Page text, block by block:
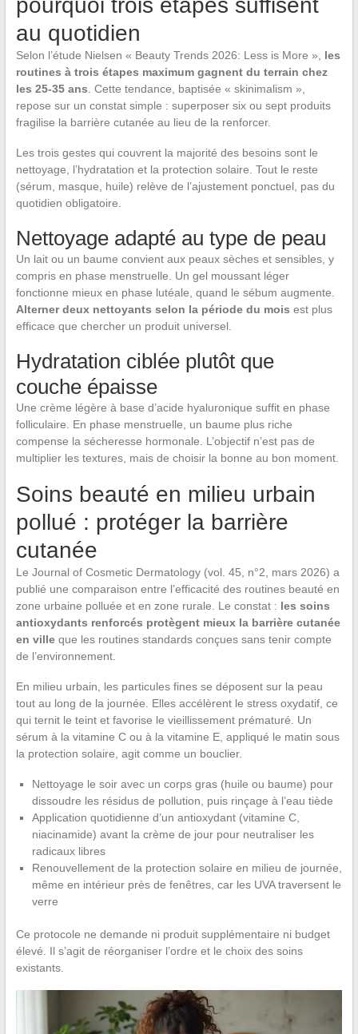
pourquoi trois étapes suffisent
au quotidien
Selon l’étude Nielsen « Beauty Trends 2026: Less is More », les
routines à trois étapes maximum gagnent du terrain chez
les 25-35 ans. Cette tendance, baptisée « skinimalism »,
repose sur un constat simple : superposer six ou sept produits
fragilise la barrière cutanée au lieu de la renforcer.
Les trois gestes qui couvrent la majorité des besoins sont le
nettoyage, l’hydratation et la protection solaire. Tout le reste
(sérum, masque, huile) relève de l’ajustement ponctuel, pas du
quotidien obligatoire.
Nettoyage adapté au type de peau
Un lait ou un baume convient aux peaux sèches et sensibles, y
compris en phase menstruelle. Un gel moussant léger
fonctionne mieux en phase lutéale, quand le sébum augmente.
Alterner deux nettoyants selon la période du mois est plus
efficace que chercher un produit universel.
Hydratation ciblée plutôt que
couche épaisse
Une crème légère à base d’acide hyaluronique suffit en phase
folliculaire. En phase menstruelle, un baume plus riche
compense la sécheresse hormonale. L’objectif n’est pas de
multiplier les textures, mais de choisir la bonne au bon moment.
Soins beauté en milieu urbain
pollué : protéger la barrière
cutanée
Le Journal of Cosmetic Dermatology (vol. 45, n°2, mars 2026) a
publié une comparaison entre l’efficacité des routines beauté en
zone urbaine polluée et en zone rurale. Le constat : les soins
antioxydants renforcés protègent mieux la barrière cutanée
en villeque les routines standards conçues sans tenir compte
de l’environnement.
En milieu urbain, les particules fines se déposent sur la peau
tout au long de la journée. Elles accélèrent le stress oxydatif, ce
qui ternit le teint et favorise le vieillissement prématuré. Un
sérum à la vitamine C ou à la vitamine E, appliqué le matin sous
la protection solaire, agit comme un bouclier.
Nettoyage le soir avec un corps gras (huile ou baume) pour
dissoudre les résidus de pollution, puis rinçage à l’eau tiède
Application quotidienne d’un antioxydant (vitamine C,
niacinamide) avant la crème de jour pour neutraliser les
radicaux libres
Renouvellement de la protection solaire en milieu de journée,
même en intérieur près de fenêtres, car les UVA traversent le
verre
Ce protocole ne demande ni produit supplémentaire ni budget
élevé. Il s’agit de réorganiser l’ordre et le choix des soins
existants.